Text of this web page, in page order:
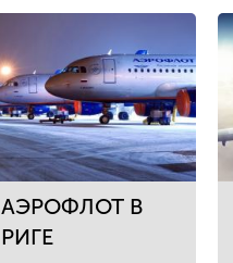
АЭРОФЛОТ В
РИГЕ